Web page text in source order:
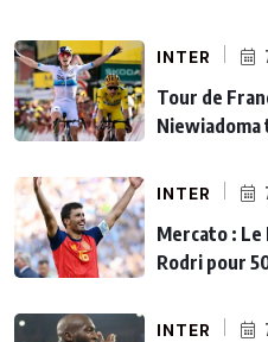
INTER
Tour de
INTER
Mercato : Le
Rodri pour
INTER